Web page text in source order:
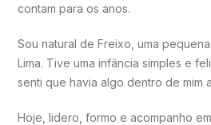
contam para os anos.
Sou natural de Freixo, uma
Lima. Tive uma infância simples e
senti que havia algo dentro de mim
Hoje, lidero, formo e acompanho